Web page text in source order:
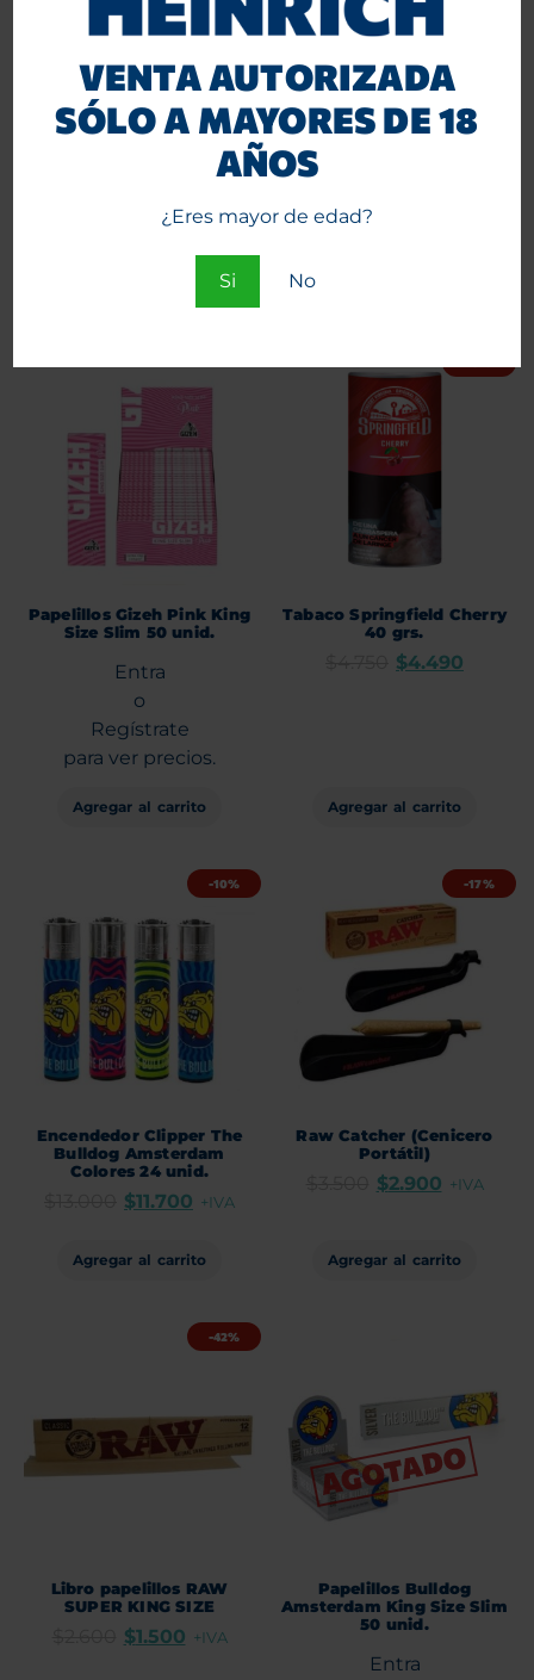
VENTA AUTORIZADA
SÓLO A MAYORES DE 18
AÑOS
¿Eres mayor de edad?
Si No
Papelillos Gizeh Verde 1 1/4
15.400 +IVA
Maquina Enroladora Gizeh
$1.760
Papelillos Gizeh Pink King
Size Slim 50 unid.
Entra
o
Regístrate
para ver precios.
Agregar al carrito
Tabaco Springfield Cherry
40 grs.
$4.490
Agregar al carrito
-10%
Encendedor Clipper The
Bulldog Amsterdam
Colores 24 unid.
$11.700 +IVA
Agregar al carrito
-17%
Raw Catcher (Cenicero
Portátil)
$2.900 +IVA
Agregar al carrito
-42%
Libro papelillos RAW
SUPER KING SIZE
$1.500 +IVA
Papelillos Bulldog
Amsterdam King Size Slim
50 unid.
Entra